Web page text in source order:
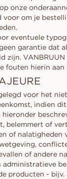
onze
voor om je
eventuele
garantie dat
zijn.
fouten hierin aan
voor het
indien
belemmert of
of nalatigheden
of andere
producten - bijv.